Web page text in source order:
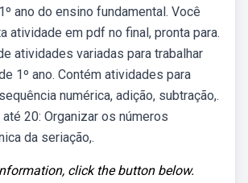
ano do ensino fundamental. Você
atividade em pdf no final, pronta para.
atividades variadas para trabalhar
1º ano. Contém atividades para
numérica, adição, subtração,.
20: Organizar os números
da seriação,.
click the button below.